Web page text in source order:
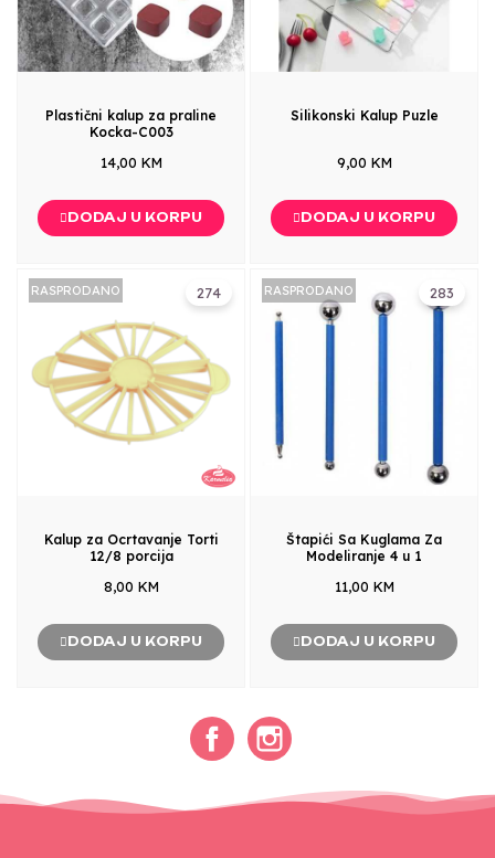
Plastični kalup za praline
Kocka-C003
14,00 KM
DODAJ U KORPU
Silikonski Kalup Puzle
9,00 KM
DODAJ U KORPU
274
RASPRODANO
Kalup za Ocrtavanje Torti
12/8 porcija
8,00 KM
DODAJ U KORPU
283
RASPRODANO
Štapići Sa Kuglama Za
Modeliranje 4 u 1
11,00 KM
DODAJ U KORPU
Facebook